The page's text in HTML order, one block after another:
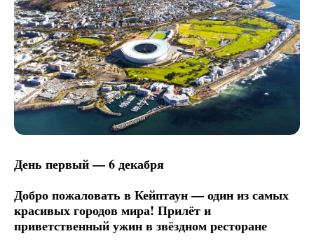
День первый — 6 декабря
Добро пожаловать в Кейптаун — один из самых
красивых городов мира! Прилёт и
приветственный ужин в звёздном ресторане